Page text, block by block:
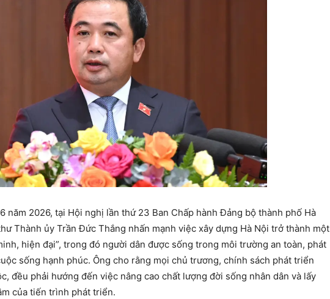
năm 2026, tại Hội nghị lần thứ 23 Ban Chấp hành Đảng bộ thành phố Hà
Thành ủy Trần Đức Thắng nhấn mạnh việc xây dựng Hà Nội trở thành một
hiện đại”, trong đó người dân được sống trong môi trường an toàn, phát
sống hạnh phúc. Ông cho rằng mọi chủ trương, chính sách phát triển
đều phải hướng đến việc nâng cao chất lượng đời sống nhân dân và lấy
của tiến trình phát triển.